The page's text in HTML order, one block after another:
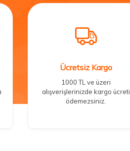
Ücretsiz Kargo
1000 TL ve üzeri
alışverişlerinizde kargo ücreti
ödemezsiniz.